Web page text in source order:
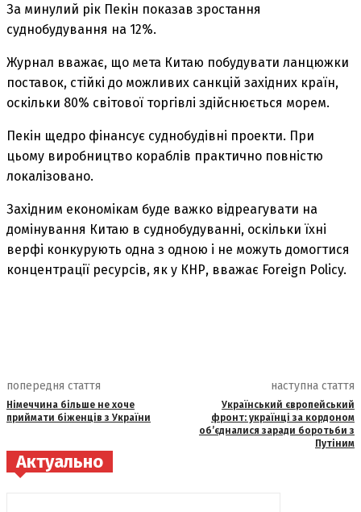
За минулий рік Пекін показав зростання
суднобудування на 12%.
Журнал вважає, що мета Китаю побудувати ланцюжки
поставок, стійкі до можливих санкцій західних країн,
оскільки 80% світової торгівлі здійснюється морем.
Пекін щедро фінансує суднобудівні проекти. При
цьому виробництво кораблів практично повністю
локалізовано.
Західним економікам буде важко відреагувати на
домінування Китаю в суднобудуванні, оскільки їхні
верфі конкурують одна з одною і не можуть домогтися
концентрації ресурсів, як у КНР, вважає Foreign Policy.
попередня стаття
Німеччина більше не хоче
приймати біженців з України
наступна стаття
Український європейський
фронт: українці за кордоном
об’єдналися заради боротьби з
Путіним
Актуально